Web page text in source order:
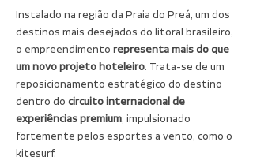
Instalado na região da Praia do Preá, um dos
destinos mais desejados do litoral brasileiro,
o empreendimento representa mais do que
um novo projeto hoteleiro. Trata-se de um
reposicionamento estratégico do destino
dentro do circuito internacional de
experiências premium, impulsionado
fortemente pelos esportes a vento, como o
kitesurf.